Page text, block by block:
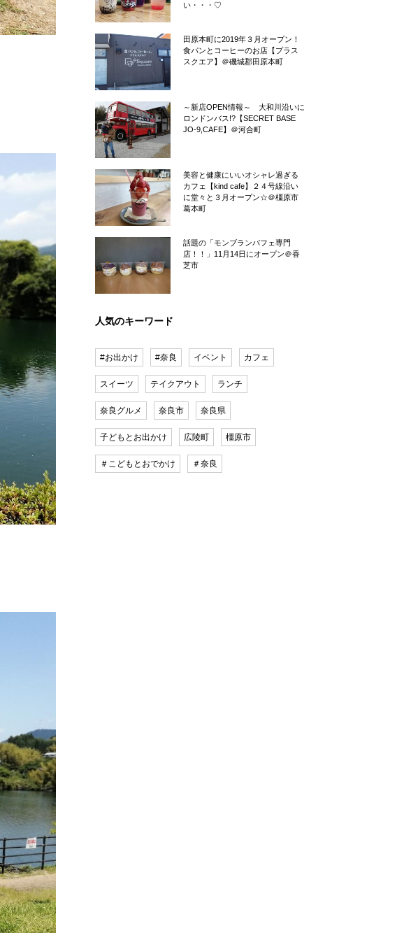
い・・・♡
田原本町に2019年３月オープン！
食パンとコーヒーのお店【プラス
スクエア】＠磯城郡田原本町
～新店OPEN情報～ 大和川沿いに
ロンドンバス!?【SECRET BASE
JO-9,CAFE】＠河合町
美容と健康にいいオシャレ過ぎる
カフェ【kind cafe】２４号線沿い
に堂々と３月オープン☆＠橿原市
葛本町
話題の「モンブランパフェ専門
店！！」11月14日にオープン＠香
芝市
人気のキーワード
#お出かけ #奈良 イベント カフェ
スイーツ テイクアウト ランチ
奈良グルメ 奈良市 奈良県
子どもとお出かけ 広陵町 橿原市
＃こどもとおでかけ ＃奈良